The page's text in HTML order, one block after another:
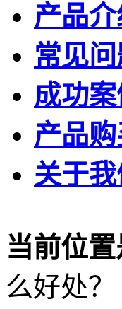
产品
常见
成功案
产品
关于我
当前位置
么好处？